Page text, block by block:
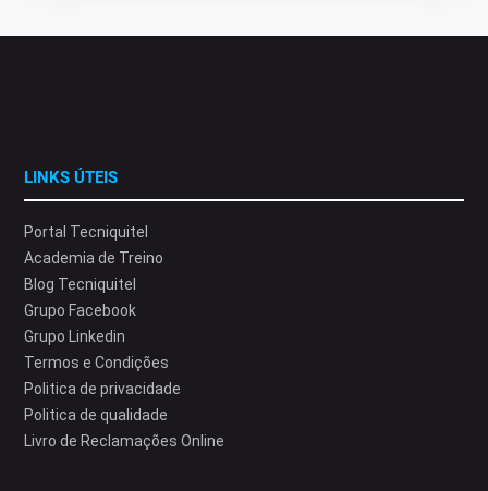
LINKS ÚTEIS
Portal Tecniquitel
Academia de Treino
Blog Tecniquitel
Grupo Facebook
Grupo Linkedin
Termos e Condições
Politica de privacidade
Politica de qualidade
Livro de Reclamações Online